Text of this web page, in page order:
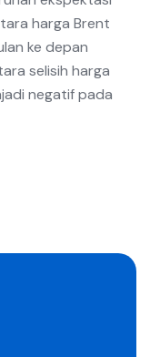
harga Brent
ke depan
selisih harga
negatif pada